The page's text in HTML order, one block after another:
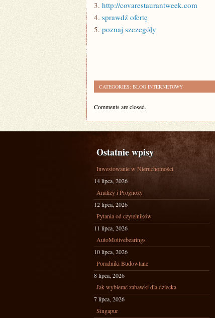
3. http://covarestaurantweek.com
4. sprawdź ofertę
5. poznaj szczegóły
CATEGORIES: BLOG INTERNETOWY
Comments are closed.
Ostatnie wpisy
Inwestowanie w Nieruchomości
14 lipca, 2026
Analizy i Prognozy
12 lipca, 2026
Pytania od czytelników
11 lipca, 2026
AutoMotivebearings
10 lipca, 2026
Poradniki Budowlane
8 lipca, 2026
Jak wybierać zabawki dla dziecka
7 lipca, 2026
Singapur